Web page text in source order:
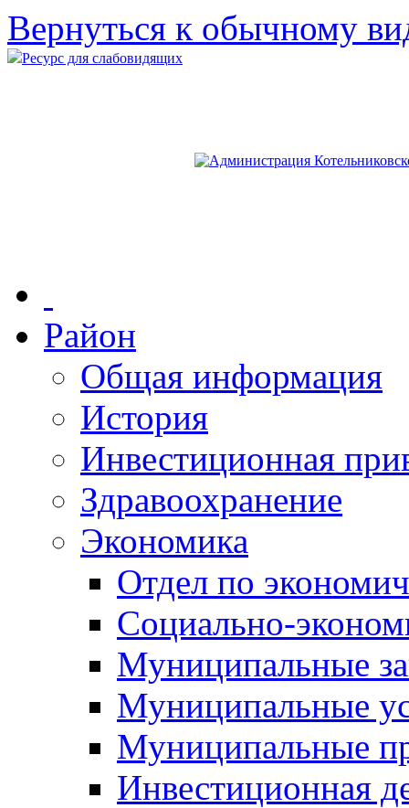
Вернуться к обычному
Ресурс для слабовидящих
Район
Общая информация
История
Инвестиционная
Здравоохранение
Экономика
Отдел по
Социально-
Муниципальные
Муниципальные
Муниципальные
Инвестиционная